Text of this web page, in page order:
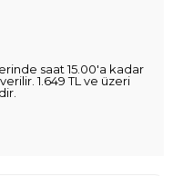
saat 15.00'a kadar
1.649 TL ve üzeri